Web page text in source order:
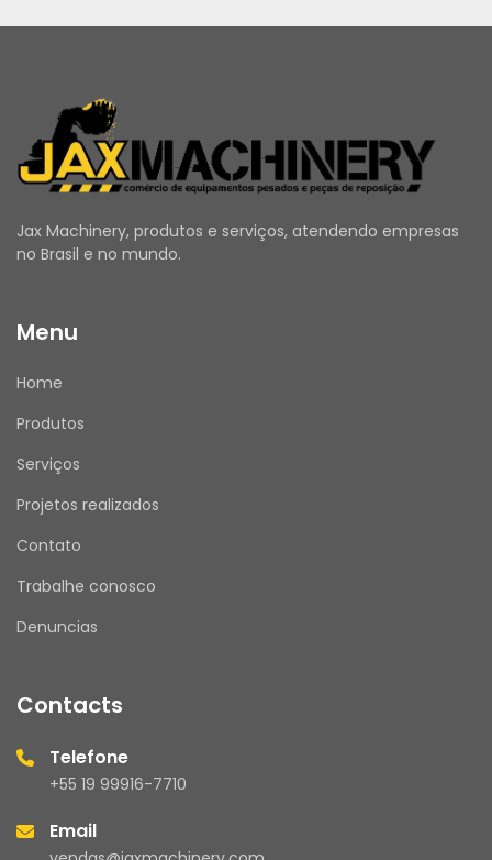
Jax Machinery, produtos e serviços, atendendo empresas
no Brasil e no mundo.
Menu
Home
Produtos
Serviços
Projetos realizados
Contato
Trabalhe conosco
Denuncias
Contacts
Telefone
+55 19 99916-7710
Email